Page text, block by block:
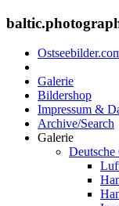
Galerie
Bildershop
Impressum &
Archive/Search
Galerie
Deutsche